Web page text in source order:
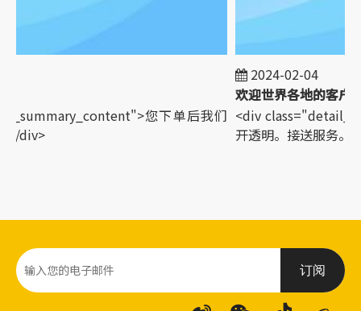
您下单后我们
</div>
2024-02-04
<div
开透明。接送服务。
订阅